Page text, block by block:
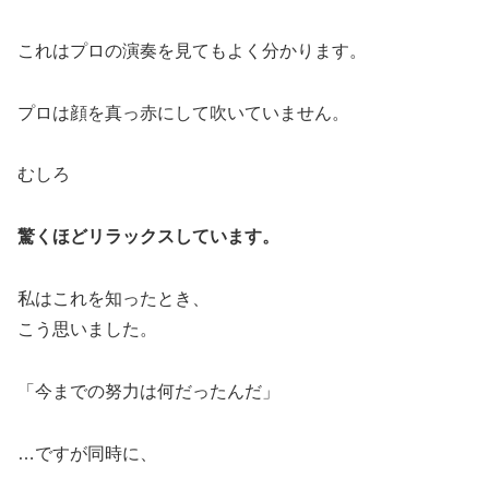
これはプロの演奏を見てもよく分かります。
プロは顔を真っ赤にして吹いていません。
むしろ
驚くほどリラックスしています。
私はこれを知ったとき、
こう思いました。
「今までの努力は何だったんだ」
…ですが同時に、